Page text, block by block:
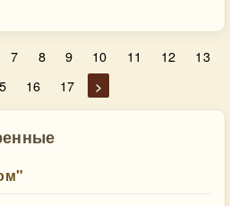
7 8 9 10 11 12
13
16 17 >